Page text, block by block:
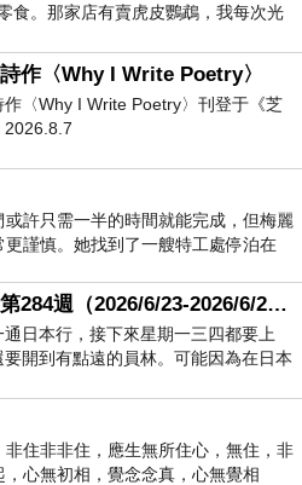
食。那家店有賣虎皮鸚鵡，我每次光
下。他們偶爾會引進 C
作〈Why I Write Poetry〉
作〈Why I Write Poetry〉刊登于《芝
2026.8.7
許只需一半的時間就能完成，但梅麗
謹慎。她找到了一艘特工處停泊在
週間農居第284週（2026/6/23-2026/6/24) 夏至 金黃稻浪洋溢豐收喜悅
日本行，接下來星期一三四都要上
開到有點遠的員林。可能因為在日本
期一出門上班時，心裡沒有一
住非非住，應生無所住心，無住，非
心無初相，覺念念真，心無覺相